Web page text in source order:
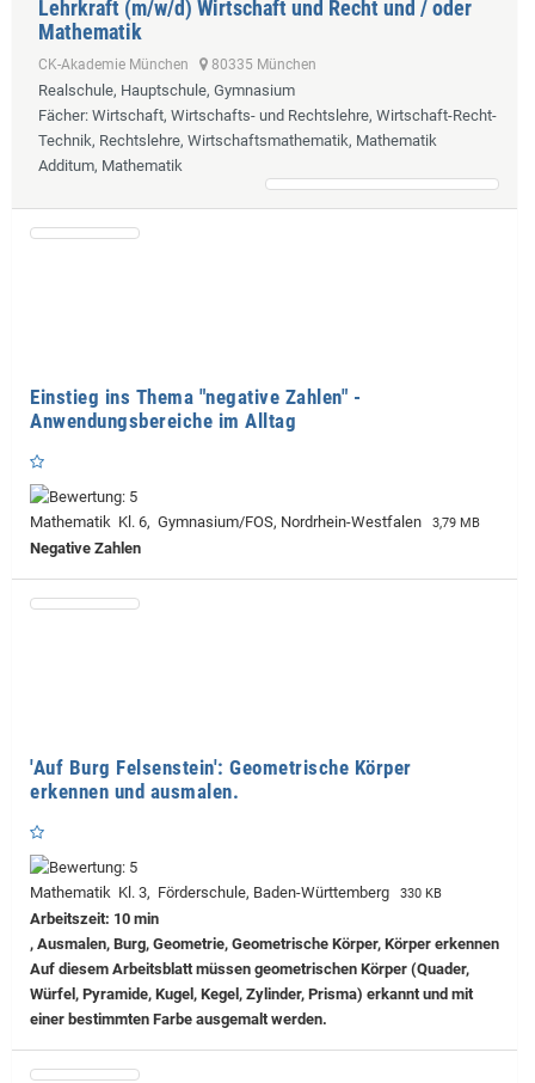
Lehrkraft (m/w/d) Wirtschaft und Recht und / oder
Mathematik
CK-Akademie München 80335 München
Realschule, Hauptschule, Gymnasium
Fächer: Wirtschaft, Wirtschafts- und Rechtslehre, Wirtschaft-Recht-
Technik, Rechtslehre, Wirtschaftsmathematik, Mathematik
Additum, Mathematik
Einstieg ins Thema "negative Zahlen" -
Anwendungsbereiche im Alltag
Mathematik Kl. 6, Gymnasium/FOS, Nordrhein-Westfalen 3,79 MB
Negative Zahlen
'Auf Burg Felsenstein': Geometrische Körper
erkennen und ausmalen.
Mathematik Kl. 3, Förderschule, Baden-Württemberg 330 KB
Arbeitszeit: 10 min
, Ausmalen, Burg, Geometrie, Geometrische Körper, Körper erkennen
Auf diesem Arbeitsblatt müssen geometrischen Körper (Quader,
Würfel, Pyramide, Kugel, Kegel, Zylinder, Prisma) erkannt und mit
einer bestimmten Farbe ausgemalt werden.